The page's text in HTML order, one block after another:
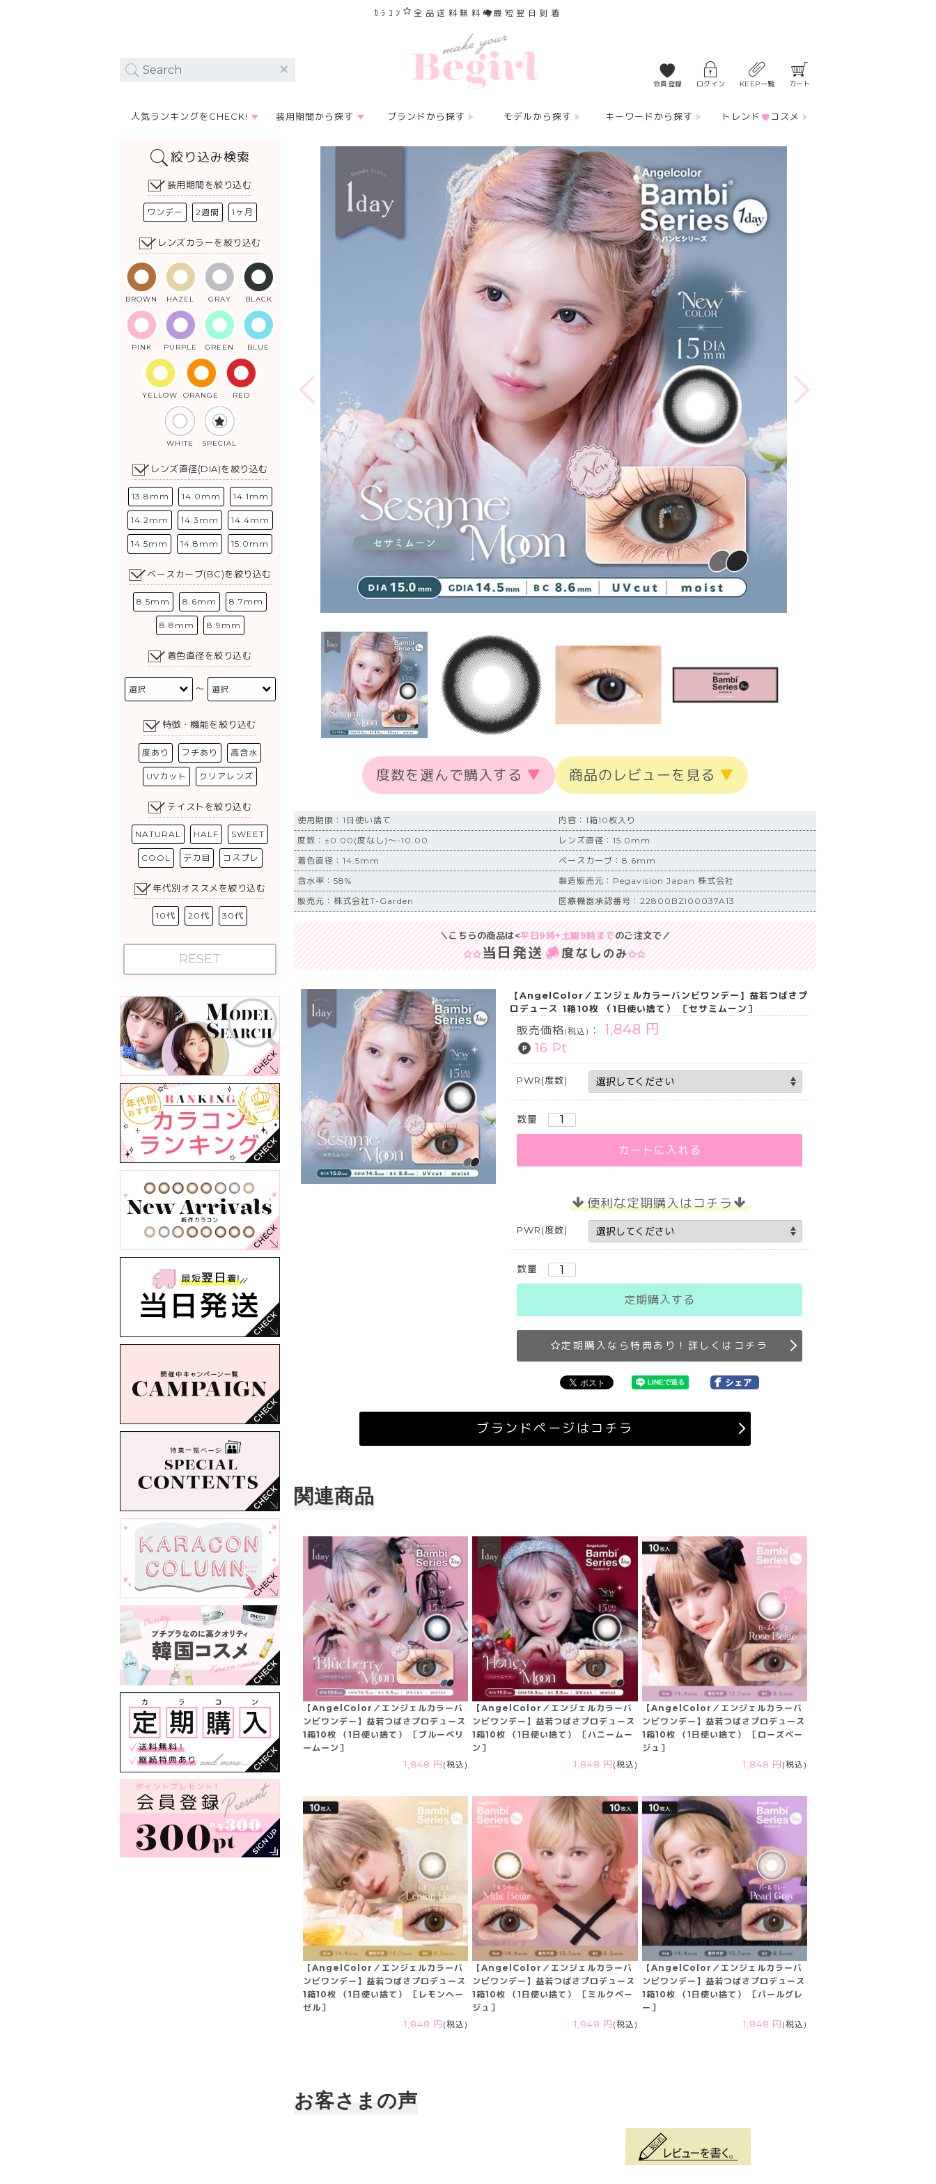
ｶﾗｺﾝ 全品送料無料 最短翌日到着
会員登録 ログイン KEEP一覧 カート
人気ランキングをCHECK! 装用期間から探す ブランドから探す モデルから探す キーワードから探す トレンド コスメ
絞り込み検索
装用期間を絞り込む
ワンデー 2週間 1ヶ月
レンズカラーを絞り込む
BROWN HAZEL GRAY BLACK
PINK PURPLE GREEN BLUE
YELLOW ORANGE RED
WHITE SPECIAL
レンズ直径(DIA)を絞り込む
13.8mm 14.0mm 14.1mm
14.2mm 14.3mm 14.4mm
14.5mm 14.8mm 15.0mm
ベースカーブ(BC)を絞り込む
8.5mm 8.6mm 8.7mm
8.8mm 8.9mm
着色直径を絞り込む
〜
特徴・機能を絞り込む
度あり フチあり 高含水
UVカット クリアレンズ
テイストを絞り込む
NATURAL HALF SWEET
COOL デカ目 コスプレ
年代別オススメを絞り込む
10代 20代 30代
RESET
度数を選んで購入する ▼ 商品のレビューを見る ▼
使用期限：1日使い捨て
内容：1箱10枚入り
度数：±0.00(度なし)～-10.00
レンズ直径：15.0mm
着色直径：14.5mm
ベースカーブ：8.6mm
含水率：58%
製造販売元：Pegavision Japan 株式会社
販売元：株式会社T-Garden
医療機器承認番号：22800BZI00037A13
＼こちらの商品は<平日9時+土曜9時までのご注文で／
当日発送 度なし のみ
【AngelColor／エンジェルカラーバンビワンデー】益若つばさプ
ロデュース 1箱10枚 （1日使い捨て） ［セサミムーン］
販売価格(税込) ： 1,848 円
16 Pt
PWR(度数)
数量
カートに入れる
便利な定期購入はコチラ
PWR(度数)
数量
定期購入する
定期購入なら特典あり！詳しくはコチラ
ブランドページはコチラ
関連商品
【AngelColor／エンジェルカラーバ
ンビワンデー】益若つばさプロデュース
1箱10枚 （1日使い捨て） ［ブルーベリ
ームーン］
1,848 円 (税込)
【AngelColor／エンジェルカラーバ
ンビワンデー】益若つばさプロデュース
1箱10枚 （1日使い捨て） ［ハニームー
ン］
1,848 円 (税込)
【AngelColor／エンジェルカラーバ
ンビワンデー】益若つばさプロデュース
1箱10枚 （1日使い捨て） ［ローズベー
ジュ］
1,848 円 (税込)
【AngelColor／エンジェルカラーバ
ンビワンデー】益若つばさプロデュース
1箱10枚 （1日使い捨て） ［レモンヘー
ゼル］
1,848 円 (税込)
【AngelColor／エンジェルカラーバ
ンビワンデー】益若つばさプロデュース
1箱10枚 （1日使い捨て） ［ミルクベー
ジュ］
1,848 円 (税込)
【AngelColor／エンジェルカラーバ
ンビワンデー】益若つばさプロデュース
1箱10枚 （1日使い捨て） ［パールグレ
ー］
1,848 円 (税込)
お客さまの声